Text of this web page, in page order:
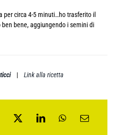
per circa 4-5 minuti…ho trasferito il
bene, aggiungendo i semini di
| Link alla ricetta